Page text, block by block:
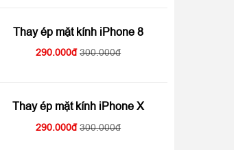
Thay ép mặt kính iPhone 8
290.000 300.000
Thay ép mặt kính iPhone X
290.000 300.000